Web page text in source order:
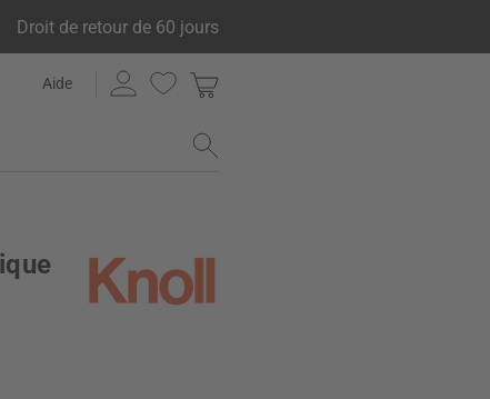
Droit de retour de 60 jours
Aide